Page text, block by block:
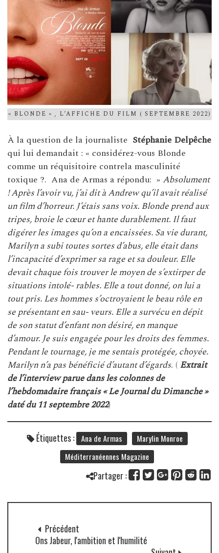
« BLONDE « , L’AFFICHE DU FILM ( SEPTEMBRE 2022)
À la question de la journaliste Stéphanie Delpêche
qui lui demandait : « considérez-vous Blonde
comme un réquisitoire contrela masculinité
toxique ?. Ana de Armas a répondu: » Absolument
! Après l’avoir vu, j’ai dit à Andrew qu’il avait réalisé
un film d’horreur. J’étais sans voix. Blonde prend aux
tripes, broie le cœur et hante durablement. Il faut
digérer les images qu’on a encaissées. Sa vie durant,
Marilyn a subi toutes sortes d’abus, elle était dans
l’incapacité d’exprimer sa rage et sa douleur. Elle
devait chaque fois trouver le moyen de s’extirper de
situations intolé- rables. Elle a tout donné, on lui a
tout pris. Les hommes s’octroyaient le beau rôle en
se présentant en sau- veurs. Elle a survécu en dépit
de son statut d’enfant non désiré, en manque
d’amour. Je suis engagée pour les droits des femmes.
Pendant le tournage, je me sentais protégée, choyée.
Marilyn n’a pas bénéficié d’autant d’égards. ( Extrait
de l’interview parue dans les colonnes de
l’hebdomadaire français « Le Journal du Dimanche »
daté du 11 septembre 2022)
Étiquettes : Ana de Armas
Marylin Monroe
Méditerranéennes Magazine
Partager :
Précédent
Ons Jabeur, l'ambition et l'humilité